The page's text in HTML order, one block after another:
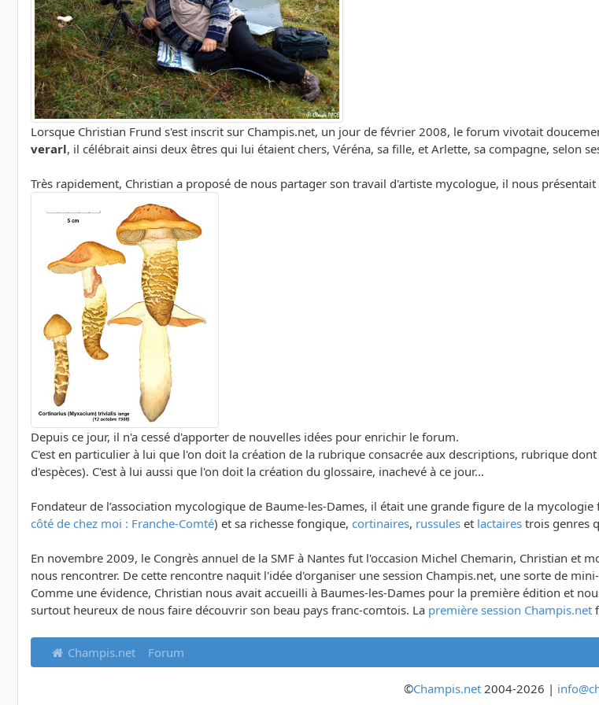
Lorsque Christian Frund s'est inscrit sur Champis.net, un jour de février 2008, le forum vivotait
verarl, il célébrait ainsi deux êtres qui lui étaient chers, Véréna, sa fille, et Arlette, sa compagne, selon
Très rapidement, Christian a proposé de nous partager son travail d'artiste mycologue, il nous
Depuis ce jour, il n'a cessé d'apporter de nouvelles idées pour enrichir le forum.
C'est en particulier à lui que l'on doit la création de la rubrique consacrée aux descriptions, rubrique
d'espèces). C'est à lui aussi que l'on doit la création du glossaire, inachevé à ce jour...
Fondateur de l’association mycologique de Baume-les-Dames, il était une grande figure de la
côté de chez moi : Franche-Comté) et sa richesse fongique, cortinaires, russules et lactaires trois genres
En novembre 2009, le Congrès annuel de la SMF à Nantes fut l'occasion Michel Chemarin, Christian et
nous rencontrer. De cette rencontre naquit l'idée d'organiser une session Champis.net, une sorte de
Comme une évidence, Christian nous avait accueilli à Baumes-les-Dames pour la première édition et
surtout heureux de nous faire découvrir son beau pays franc-comtois. La première session Champis.net
Champis.net Forum
©Champis.net2004-2026 |